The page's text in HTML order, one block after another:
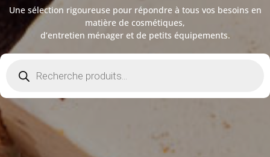
Une sélection rigoureuse pour répondre à tous vos besoins en
matière de cosmétiques,
d’entretien ménager et de petits équipements.
produits